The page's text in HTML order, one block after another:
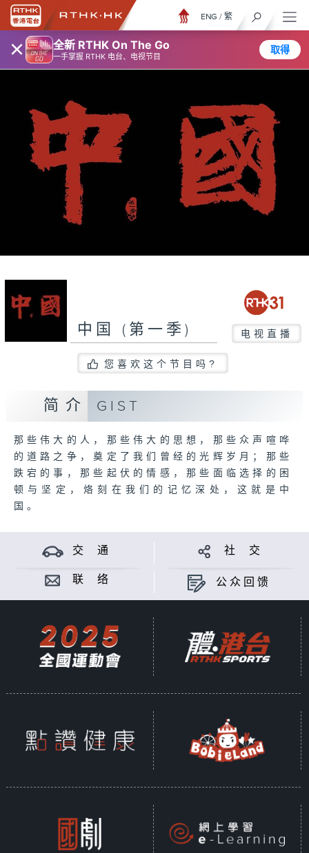
× 全新 RTHK On The Go
一手掌握 RTHK 电台、电视节目
取得
ENG / 繁
中国 (第一季) 电视直播
您喜欢这个节目吗?
简介 GIST
那些伟大的人，那些伟大的思想，那些众声喧哗
的道路之争，奠定了我们曾经的光辉岁月；那些
跌宕的事，那些起伏的情感，那些面临选择的困
顿与坚定，烙刻在我们的记忆深处，这就是中
国。
交 通 社 交
联 络 公众回馈